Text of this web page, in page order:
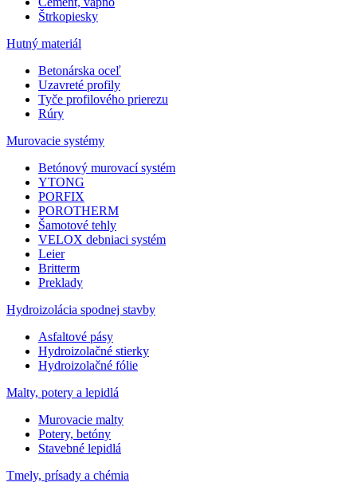
Štrkopiesky
Hutný materiál
Betonárska oceľ
Uzavreté profily
Tyče profilového prierezu
Rúry
Murovacie systémy
Betónový murovací systém
YTONG
PORFIX
POROTHERM
Šamotové tehly
VELOX debniaci systém
Leier
Britterm
Preklady
Hydroizolácia spodnej stavby
Asfaltové pásy
Hydroizolačné stierky
Hydroizolačné fólie
Malty, potery a lepidlá
Murovacie malty
Potery, betóny
Stavebné lepidlá
Tmely, prísady a chémia